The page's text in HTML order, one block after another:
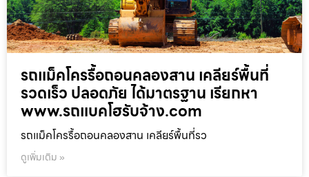
รถแม็คโครรื้อถอนคลองสาน เคลียร์พื้นที่
รวดเร็ว ปลอดภัย ได้มาตรฐาน เรียกหา
www.รถแบคโฮรับจ้าง.com
รถแม็คโครรื้อถอนคลองสาน เคลียร์พื้นที่รว
ดูเพิ่มเติม »